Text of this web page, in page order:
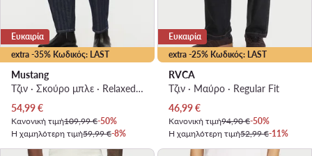
extra -35% Κωδικός: LAST
Ευκαιρία
Mustang
Τζιν · Σκούρο μπλε · Relaxed Fit
Τρέχουσα τιμή
54,99€
Κανονική τιμή109,99 €-50%
Η χαμηλότερη τιμή59,99 €-8%
extra -25% Κωδικός: LAST
Ευκαιρία
RVCA
Τζιν · Μαύρο · Regular Fit
Τρέχουσα τιμή
46,99€
Κανονική τιμή94,90 €-50%
Η χαμηλότερη τιμή52,99 €-11%